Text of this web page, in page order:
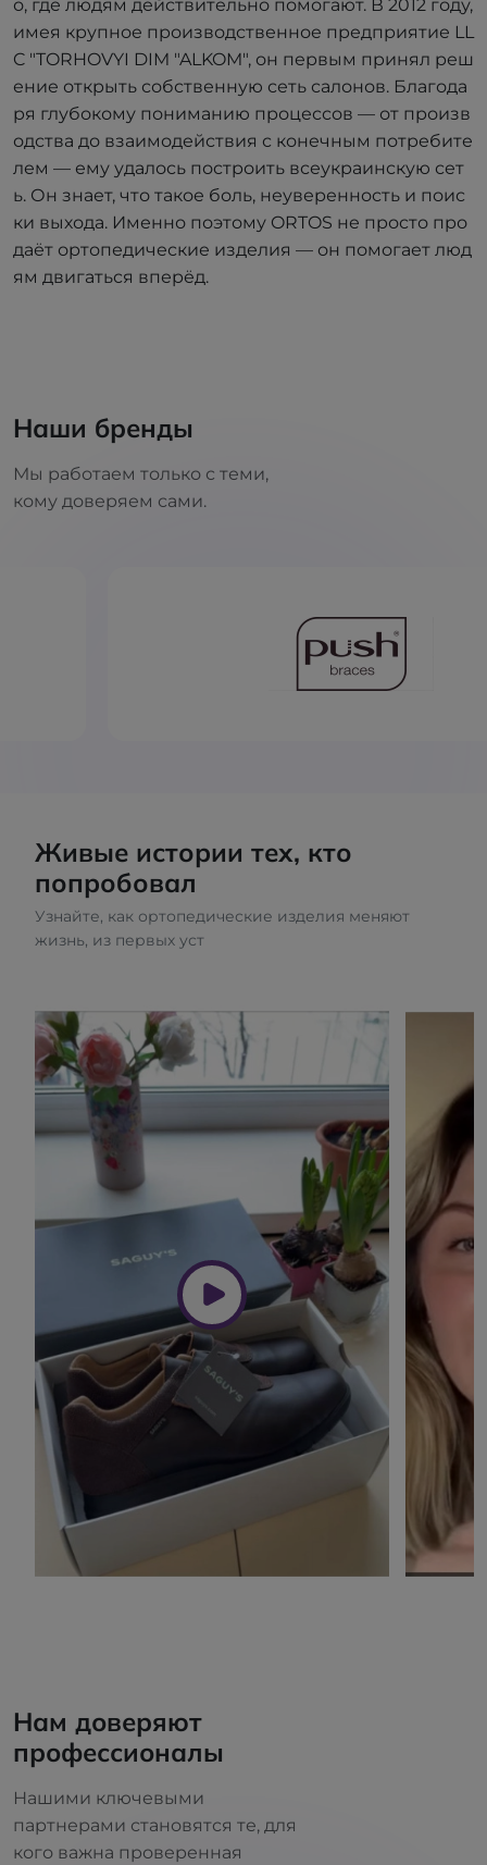
о, где людям действительно помогают. В 2012 году,
имея крупное производственное предприятие LL
C "TORHOVYI DIM "ALKOM", он первым принял реш
ение открыть собственную сеть салонов. Благода
ря глубокому пониманию процессов — от произв
одства до взаимодействия с конечным потребите
лем — ему удалось построить всеукраинскую сет
ь. Он знает, что такое боль, неуверенность и поис
ки выхода. Именно поэтому ORTOS не просто про
даёт ортопедические изделия — он помогает люд
ям двигаться вперёд.
Наши бренды
Мы работаем только с теми,
кому доверяем сами.
Живые истории тех, кто
попробовал
Узнайте, как ортопедические изделия меняют
жизнь, из первых уст
Нам доверяют
профессионалы
Нашими ключевыми
партнерами становятся те, для
кого важна проверенная